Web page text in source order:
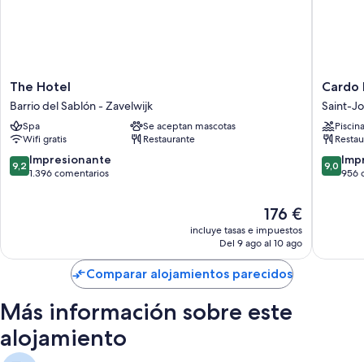
The
Hotel
Barrio
del
Sablón
-
Zavelwijk
The Hotel
Barrio del Sablón - Zavelwijk
Spa
Se aceptan mascotas
Wifi gratis
Restaurante
9.2
sobre
9,2 Impresionante
1.396 comentarios
El
precio
actual
de
176 €
176 €
incluye tasas e impuestos
Del 9 ago al 10 ago
Cardo
Saint-
Josse-
ten-
Cardo
Saint-
Piscina
9.0
sobre
9,0
956
Comparar alojamientos parecidos
Más información sobre este
alojamiento